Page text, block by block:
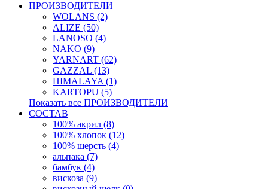
ПРОИЗВОДИТЕЛИ
WOLANS (2)
ALIZE (50)
LANOSO (4)
NAKO (9)
YARNART (62)
GAZZAL (13)
HIMALAYA (1)
KARTOPU (5)
Показать все ПРОИЗВОДИТЕЛИ
СОСТАВ
100% акрил (8)
100% хлопок (12)
100% шерсть (4)
альпака (7)
бамбук (4)
вискоза (9)